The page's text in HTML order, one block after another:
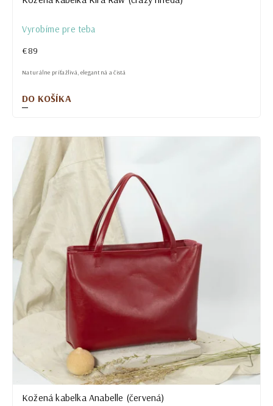
Vyrobíme pre teba
€89
DO KOŠÍKA
Naturálne príťažlivá, elegantná a čistá
Kožená kabelka Anabelle (červená)